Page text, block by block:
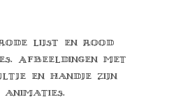
lijst en rood
Afbeeldingen met
en handje zijn